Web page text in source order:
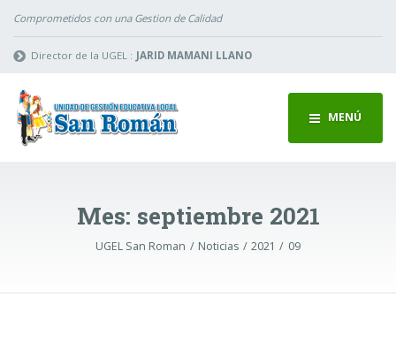
Comprometidos con una Gestion de Calidad
Director de la UGEL : JARID MAMANI LLANO
MENÚ
Mes: septiembre 2021
UGEL San Roman Noticias 2021 09